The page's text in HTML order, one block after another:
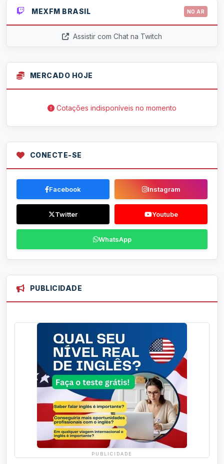
MEXFM BRASIL NO AR
Assistir com Chat na Twitch
MERCADO HOJE
Cotações indisponíveis no momento
CONECTE-SE
Facebook Instagram
Twitter Youtube
WhatsApp
PUBLICIDADE
PUBLICIDADE